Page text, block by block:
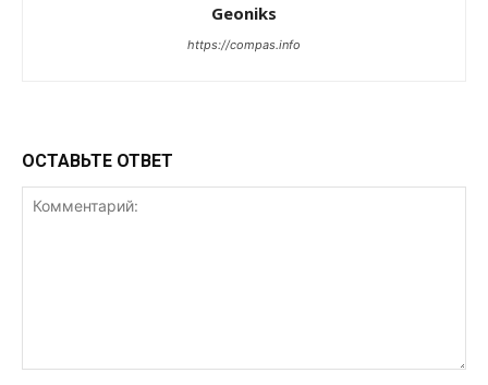
Geoniks
https://compas.info
ОСТАВЬТЕ ОТВЕТ